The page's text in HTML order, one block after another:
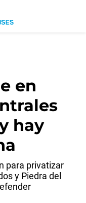
en
hay
para privatizar
y Piedra del